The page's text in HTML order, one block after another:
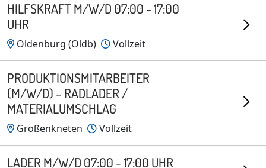
HILFSKRAFT M/W/D 07:00 - 17:00
UHR
Oldenburg (Oldb) Vollzeit
PRODUKTIONSMITARBEITER
(M/W/D) – RADLADER /
MATERIALUMSCHLAG
Großenkneten Vollzeit
LADER M/W/D 07:00 - 17:00 UHR